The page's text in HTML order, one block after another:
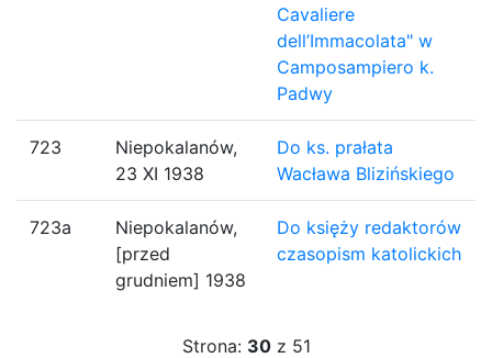
Cavaliere
dell’Immacolata" w
Camposampiero k.
Padwy
723
Niepokalanów,
23 XI 1938
Do ks. prałata
Wacława Blizińskiego
723a
Niepokalanów,
[przed
grudniem] 1938
Do księży redaktorów
czasopism katolickich
Strona: 30z 51